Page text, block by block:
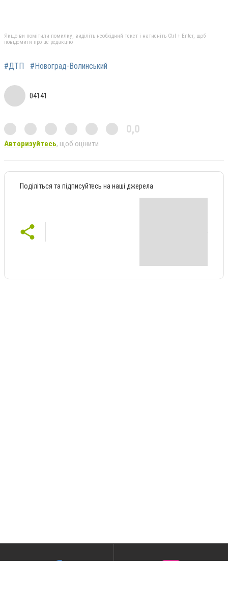
Якщо ви помітили помилку, виділіть необхідний текст і натисніть Ctrl + Enter, щоб
повідомити про це редакцію
#ДТП #Новоград-Волинський
04141
0,0
Авторизуйтесь, щоб оцінити
Поділіться та підписуйтесь на наші джерела